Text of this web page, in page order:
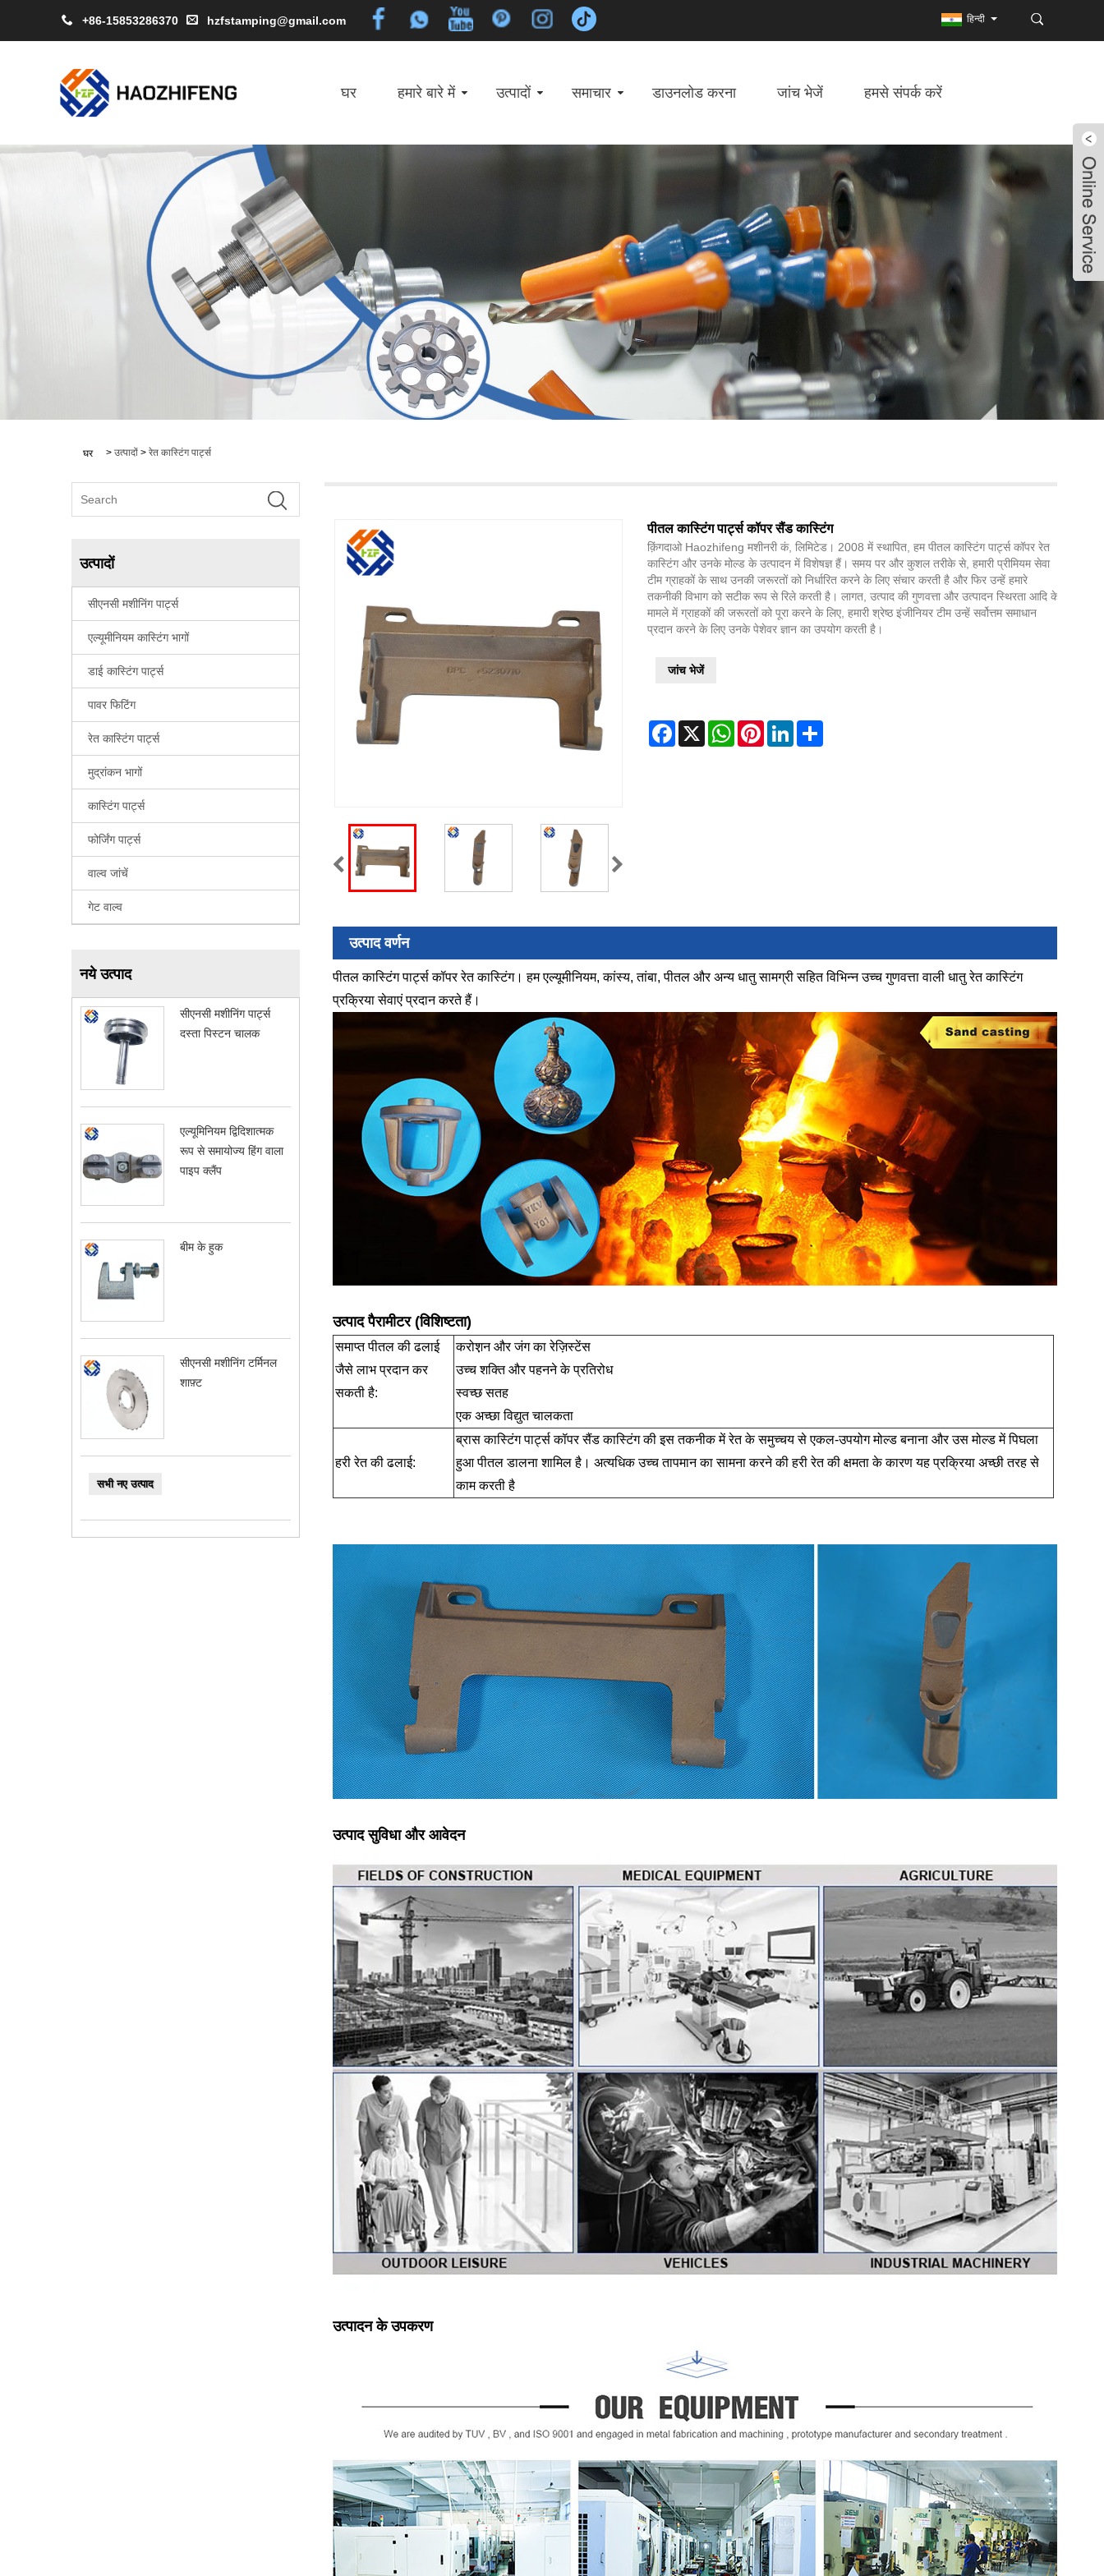
+86-15853286370 hzfstamping@gmail.com हिन्दी
घर हमारे बारे में उत्पादों समाचार डाउनलोड करना जांच भेजें हमसे संपर्क करें
घर > उत्पादों > रेत कास्टिंग पार्ट्स
उत्पादों
सीएनसी मशीनिंग पार्ट्स
एल्यूमीनियम कास्टिंग भागों
डाई कास्टिंग पार्ट्स
पावर फिटिंग
रेत कास्टिंग पार्ट्स
मुद्रांकन भागों
कास्टिंग पार्ट्स
फोर्जिंग पार्ट्स
वाल्व जांचें
गेट वाल्व
नये उत्पाद
सीएनसी मशीनिंग पार्ट्स
दस्ता पिस्टन चालक
एल्यूमिनियम द्विदिशात्मक
रूप से समायोज्य हिंग वाला
पाइप क्लैंप
बीम के हुक
सीएनसी मशीनिंग टर्मिनल
शाफ़्ट
सभी नए उत्पाद
पीतल कास्टिंग पार्ट्स कॉपर सैंड कास्टिंग
क़िंगदाओ Haozhifeng मशीनरी कं, लिमिटेड। 2008 में स्थापित, हम पीतल कास्टिंग पार्ट्स कॉपर रेत
कास्टिंग और उनके मोल्ड के उत्पादन में विशेषज्ञ हैं। समय पर और कुशल तरीके से, हमारी प्रीमियम सेवा
टीम ग्राहकों के साथ उनकी जरूरतों को निर्धारित करने के लिए संचार करती है और फिर उन्हें हमारे
तकनीकी विभाग को सटीक रूप से रिले करती है। लागत, उत्पाद की गुणवत्ता और उत्पादन स्थिरता आदि के
मामले में ग्राहकों की जरूरतों को पूरा करने के लिए, हमारी श्रेष्ठ इंजीनियर टीम उन्हें सर्वोत्तम समाधान
प्रदान करने के लिए उनके पेशेवर ज्ञान का उपयोग करती है।
जांच भेजें
Facebook
X WhatsAppPinterestLinkedIn
उत्पाद वर्णन
पीतल कास्टिंग पार्ट्स कॉपर रेत कास्टिंग। हम एल्यूमीनियम, कांस्य, तांबा, पीतल और अन्य धातु सामग्री सहित विभिन्न उच्च गुणवत्ता वाली धातु रेत कास्टिंग
प्रक्रिया सेवाएं प्रदान करते हैं।
उत्पाद पैरामीटर (विशिष्टता)
समाप्त पीतल की ढलाई
जैसे लाभ प्रदान कर
सकती है:
करोश़न और जंग का रेज़िस्टेंस
उच्च शक्ति और पहनने के प्रतिरोध
स्वच्छ सतह
एक अच्छा विद्युत चालकता
हरी रेत की ढलाई:
ब्रास कास्टिंग पार्ट्स कॉपर सैंड कास्टिंग की इस तकनीक में रेत के समुच्चय से एकल-उपयोग मोल्ड बनाना और उस मोल्ड में पिघला
हुआ पीतल डालना शामिल है। अत्यधिक उच्च तापमान का सामना करने की हरी रेत की क्षमता के कारण यह प्रक्रिया अच्छी तरह से
काम करती है
उत्पाद सुविधा और आवेदन
उत्पादन के उपकरण